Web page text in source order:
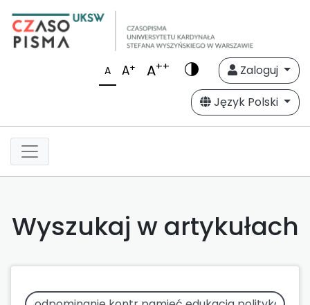
A A+ A++
Zaloguj
Język Polski
Wyszukaj w artykułach